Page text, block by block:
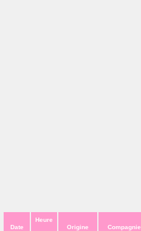
Date
Heure
Origine Compagnie